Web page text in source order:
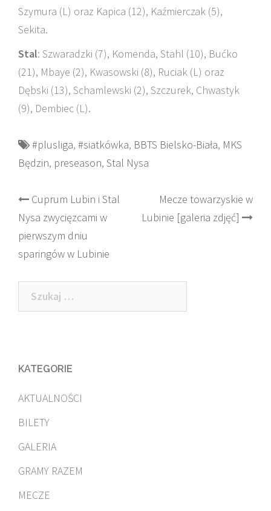
Szymura (L) oraz Kapica (12), Kaźmierczak (5),
Sekita.
Stal: Szwaradzki (7), Komenda, Stahl (10), Bućko
(21), Mbaye (2), Kwasowski (8), Ruciak (L) oraz
Dębski (13), Schamlewski (2), Szczurek, Chwastyk
(9), Dembiec (L).
#plusliga, #siatkówka, BBTS Bielsko-Biała, MKS
Będzin, preseason, Stal Nysa
Post
navigation
Cuprum Lubin i Stal
Nysa zwycięzcami w
pierwszym dniu
sparingów w Lubinie
Mecze towarzyskie w
Lubinie [galeria zdjęć]
Szukaj:
KATEGORIE
AKTUALNOŚCI
BILETY
GALERIA
GRAMY RAZEM
MECZE